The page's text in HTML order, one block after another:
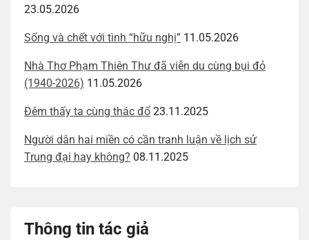
23.05.2026
Sống và chết với tình “hữu nghị” 11.05.2026
Nhà Thơ Phạm Thiên Thư đã viễn du cùng bụi đỏ
(1940-2026) 11.05.2026
Đêm thấy ta cùng thác đổ 23.11.2025
Người dân hai miền có cần tranh luận về lịch sử
Trung đại hay không? 08.11.2025
Thông tin tác giả